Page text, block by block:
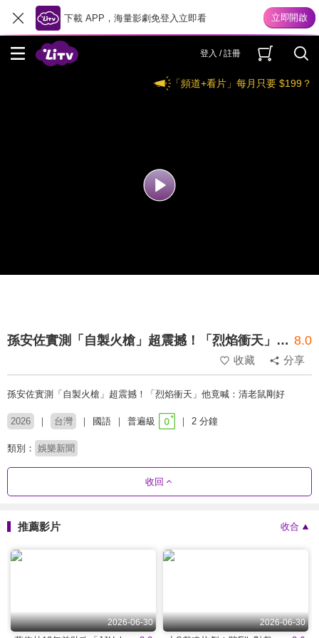
下載 APP，海量影劇免登入立即看
登入 / 註冊
「頻道+看片」每月只要 $199？
孫安佐實測「自製火槍」超震撼！「烈焰衝天」他竟喊：清老鼠剛好 8.0
收藏 分享
孫安佐實測「自製火槍」超震撼！「烈焰衝天」他竟喊：清老鼠剛好
2026 台灣 國語 普遍級 2 分鐘
類別： 娛樂新聞
收回
推薦影片 收合
2026-06-30 2026-06-30